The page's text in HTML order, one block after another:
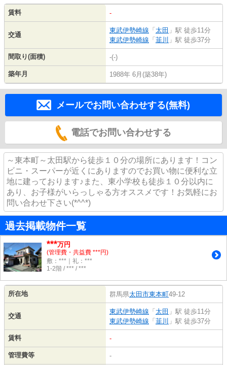
賃料 -
交通
東武伊勢崎線 「 太田 」駅 徒歩11分
東武伊勢崎線 「 韮川 」駅 徒歩37分
間取り(面積) -(-)
築年月 1988年 6月(築38年)
メールでお問い合わせする(無料)
電話でお問い合わせする
～東本町～太田駅から徒歩１０分の場所にあります！コン
ビニ・スーパーが近くにありますのでお買い物に便利な立
地に建っております♪また、東小学校も徒歩１０分以内に
あり、お子様がいらっしゃる方オススメです！お気軽にお
問い合わせ下さい(*^^*)
過去掲載物件一覧
***万円
(管理費・共益費 ***円)
敷：***｜礼：***
1-2階 / *** / ***
所在地 群馬県太田市東本町49-12
交通
東武伊勢崎線 「 太田 」駅 徒歩11分
東武伊勢崎線 「 韮川 」駅 徒歩37分
賃料 -
管理費等 -